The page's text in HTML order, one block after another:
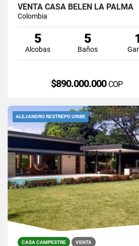
VENTA CASA BELEN LA PALMA
Colombia
5
Alcobas
5
Baños
$890.000.000 COP
ALEJANDRO RESTREPO URIBE
CASA CAMPESTRE VENTA